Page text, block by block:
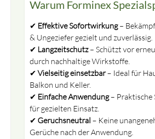
Warum Forminex
✔ Effektive Sofortwirkung–
& Ungeziefer gezielt und zuverlässig.
✔ Langzeitschutz– Schützt vor
durch nachhaltige Wirkstoffe.
✔ Vielseitig einsetzbar– Ideal für
Balkon und Keller.
✔ Einfache Anwendung– Praktische
für gezielten Einsatz.
✔ Geruchsneutral – Keine
Gerüche nach der Anwendung.
⇓ Bitte schauen Sie vor dem
Informationsvideo sorgfältig an und
durch Häcken.
Sollten Sie noch Fragen zum Produkt
Sie uns auch jederzeit
Ich bestätige das Video
gesehen und verstanden zu haben.